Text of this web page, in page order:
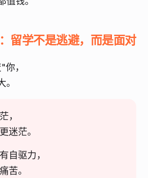
留学不是逃避，而是面对
，
，
迷茫。
自驱力，
苦。